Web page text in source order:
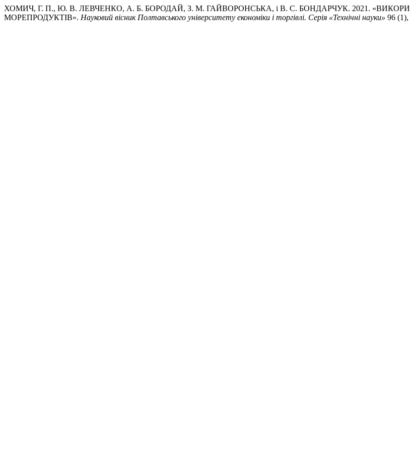
ХОМИЧ, Г. П., Ю. В. ЛЕВЧЕНКО, А. Б. БОРОДАЙ, З. М. ГАЙВОРОНСЬКА, і В. С. БОНДАРЧУК. 2021.
МОРЕПРОДУКТІВ». Науковий вісник Полтавського університету економіки і торгівлі. Серія «Технічні науки» 96